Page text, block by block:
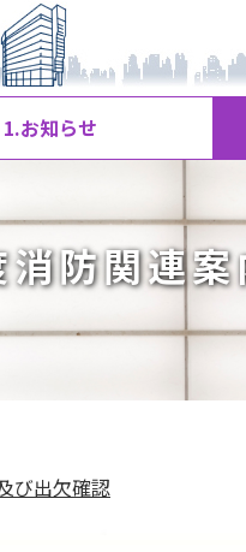
1.お知らせ
防関連
び出欠確認